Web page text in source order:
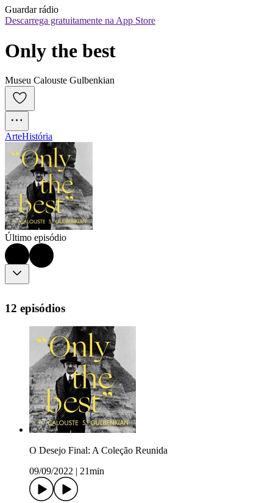
Guardar rádio
Descarrega gratuitamente na App Store
Only the best
Museu Calouste Gulbenkian
ArteHistória
Último episódio
12 episódios
O Desejo Final: A Coleção Reunida
09/09/2022
21min